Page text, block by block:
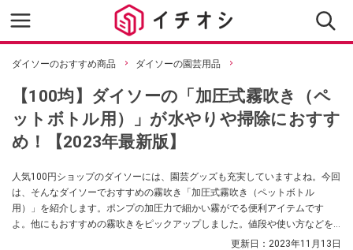
ダイソーのおすすめ商品 ダイソーの園芸用品
【100均】ダイソーの「加圧式霧吹き（ペ
ットボトル用）」が水やりや掃除におすす
め！【2023年最新版】
人気100円ショップのダイソーには、園芸グッズも充実していますよね。今回
は、そんなダイソーでおすすめの霧吹き「加圧式霧吹き（ペットボトル
用）」を紹介します。ポンプの加圧力で細かい霧がでる便利アイテムです
よ。他にもおすすめの霧吹きをピックアップしました。値段や使い方などを
更新日： 2023年11月13日